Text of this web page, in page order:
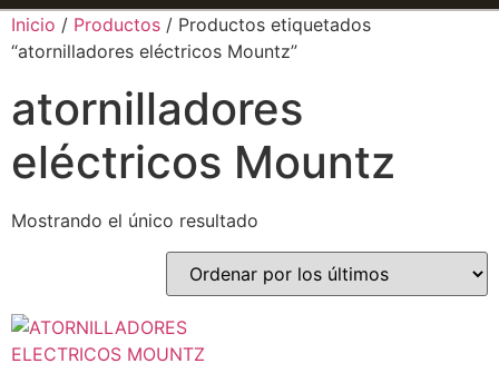
Inicio / Productos / Productos etiquetados
“atornilladores eléctricos Mountz”
atornilladores
eléctricos Mountz
Mostrando el único resultado